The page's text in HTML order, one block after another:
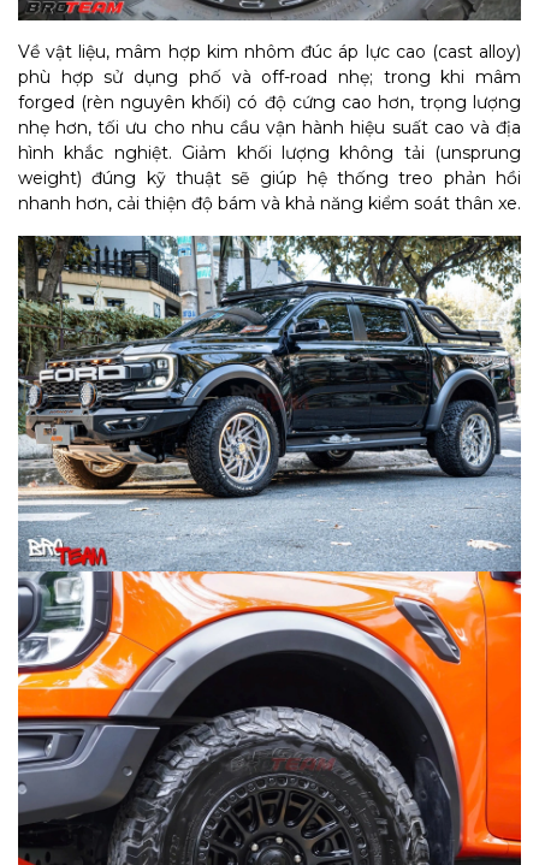
Về vật liệu, mâm hợp kim nhôm đúc áp lực cao (cast alloy)
phù hợp sử dụng phố và off-road nhẹ; trong khi mâm
forged (rèn nguyên khối) có độ cứng cao hơn, trọng lượng
nhẹ hơn, tối ưu cho nhu cầu vận hành hiệu suất cao và địa
hình khắc nghiệt. Giảm khối lượng không tải (unsprung
weight) đúng kỹ thuật sẽ giúp hệ thống treo phản hồi
nhanh hơn, cải thiện độ bám và khả năng kiểm soát thân xe.